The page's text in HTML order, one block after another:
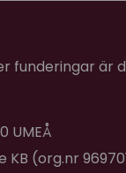
korsa
i ryggsäck
var knäpptyst
vändan men
jag att hon
att hon hade
i selen. Annars
funderingar är
UMEÅ
KB (org.nr